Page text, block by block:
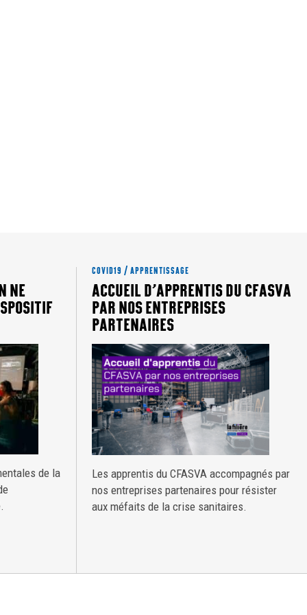
NE
de la
COVID19 / APPRENTISSAGE
ACCUEIL D’APPRENTIS DU CFASVA
PAR NOS ENTREPRISES
PARTENAIRES
Les apprentis du CFASVA accompagnés par
nos entreprises partenaires pour résister
aux méfaits de la crise sanitaires.